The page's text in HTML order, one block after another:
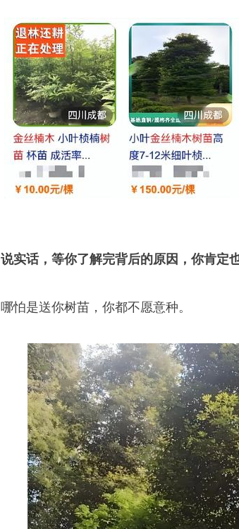
说实话，等你了解完背后的原因，你肯定
哪怕是送你树苗，你都不愿意种。